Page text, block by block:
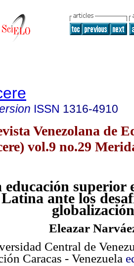
ISSN 1316-4910
Venezolana de
vol.9 no.29
educación superior
Latina ante los
globalización
Eleazar
Central de
Caracas - Venezuela